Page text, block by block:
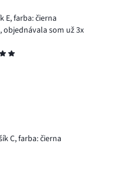
E,farba: čierna
som už 3x
C,farba: čierna